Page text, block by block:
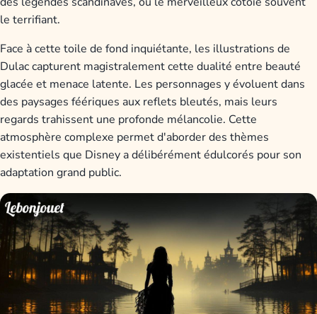
le terrifiant.
Face à cette toile de fond inquiétante, les illustrations de
Dulac capturent magistralement cette dualité entre beauté
glacée et menace latente. Les personnages y évoluent dans
des paysages féériques aux reflets bleutés, mais leurs
regards trahissent une profonde mélancolie. Cette
atmosphère complexe permet d'aborder des thèmes
existentiels que Disney a délibérément édulcorés pour son
adaptation grand public.